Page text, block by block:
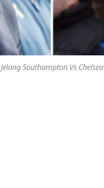
Jelang Southampton Vs Chelsea